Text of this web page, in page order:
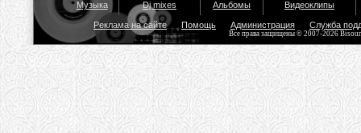
Музыка Dj mixes Альбомы Видеоклипы
Реклама на сайте Помощь Администрация Служба
Все права защищены © 2007-2026